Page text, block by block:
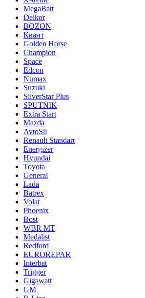
MegaBatt
Delkor
BOZON
Квант
Golden Horse
Champion
Space
Edcon
Numax
Suzuki
SilverStar Plus
SPUTNIK
Extra Start
Mazda
AvtoSil
Renault Standart
Energizer
Hyundai
Toyota
General
Lada
Batrex
Volat
Phoenix
Bost
WBR MT
Medalist
Redford
EUROREPAR
Interbat
Trigger
Gigawatt
GM